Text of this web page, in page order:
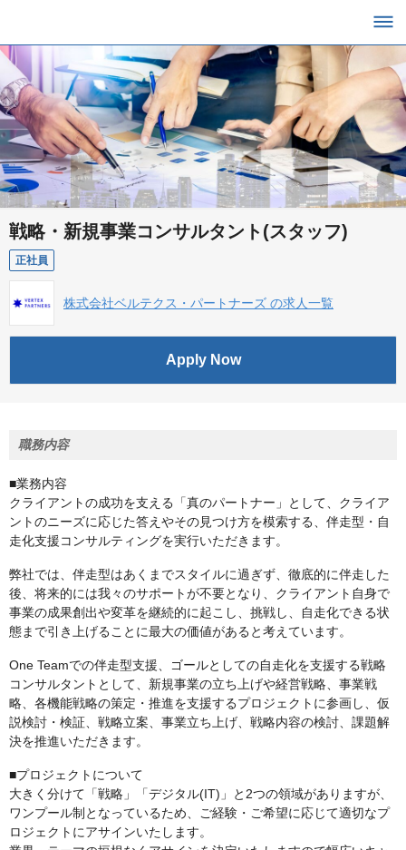
戦略・新規事業コンサルタント(スタッフ)
正社員
株式会社ベルテクス・パートナーズ の求人一覧
Apply Now
職務内容
■業務内容
クライアントの成功を支える「真のパートナー」として、クライア
ントのニーズに応じた答えやその見つけ方を模索する、伴走型・自
走化支援コンサルティングを実行いただきます。
弊社では、伴走型はあくまでスタイルに過ぎず、徹底的に伴走した
後、将来的には我々のサポートが不要となり、クライアント自身で
事業の成果創出や変革を継続的に起こし、挑戦し、自走化できる状
態まで引き上げることに最大の価値があると考えています。
One Teamでの伴走型支援、ゴールとしての自走化を支援する戦略
コンサルタントとして、新規事業の立ち上げや経営戦略、事業戦
略、各機能戦略の策定・推進を支援するプロジェクトに参画し、仮
説検討・検証、戦略立案、事業立ち上げ、戦略内容の検討、課題解
決を推進いただきます。
■プロジェクトについて
大きく分けて「戦略」「デジタル(IT)」と2つの領域がありますが、
ワンプール制となっているため、ご経験・ご希望に応じて適切なプ
ロジェクトにアサインいたします。